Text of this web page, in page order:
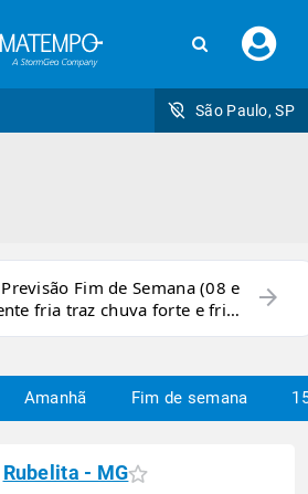
seu
São Paulo, SP
Fim de Semana (08 e
fria traz chuva forte e frio
arrow_forward
Amanhã Fim de semana
Rubelita - MG